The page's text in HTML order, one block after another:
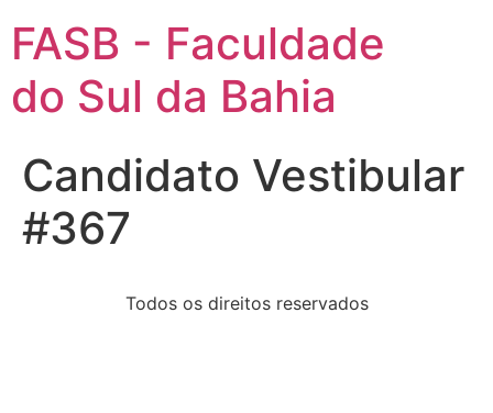
FASB - Faculdade
do Sul da Bahia
Candidato Vestibular
#367
Todos os direitos reservados